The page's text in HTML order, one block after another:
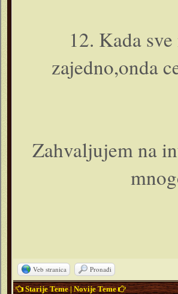
12. Kada
zajedno,onda
Zahvaljujem na
Veb stranica Pronađi
Starije Teme|Novije Teme